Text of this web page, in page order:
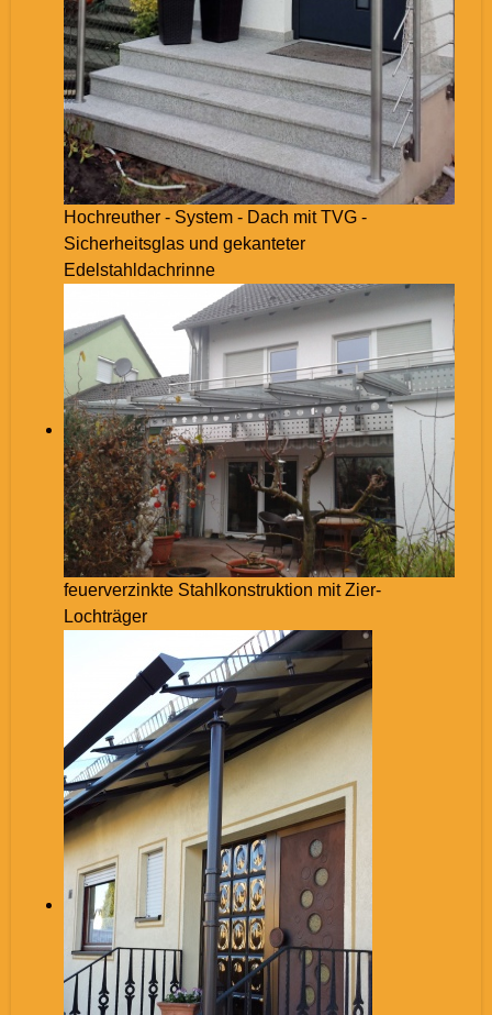
Hochreuther - System - Dach mit TVG -
Sicherheitsglas und gekanteter
Edelstahldachrinne
feuerverzinkte Stahlkonstruktion mit Zier-
Lochträger